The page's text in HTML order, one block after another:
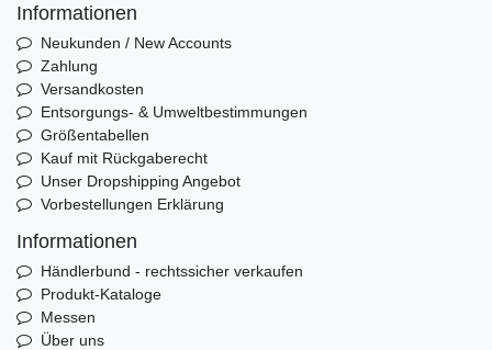
Informationen
Neukunden / New Accounts
Zahlung
Versandkosten
Entsorgungs- & Umweltbestimmungen
Größentabellen
Kauf mit Rückgaberecht
Unser Dropshipping Angebot
Vorbestellungen Erklärung
Informationen
Händlerbund - rechtssicher verkaufen
Produkt-Kataloge
Messen
Über uns